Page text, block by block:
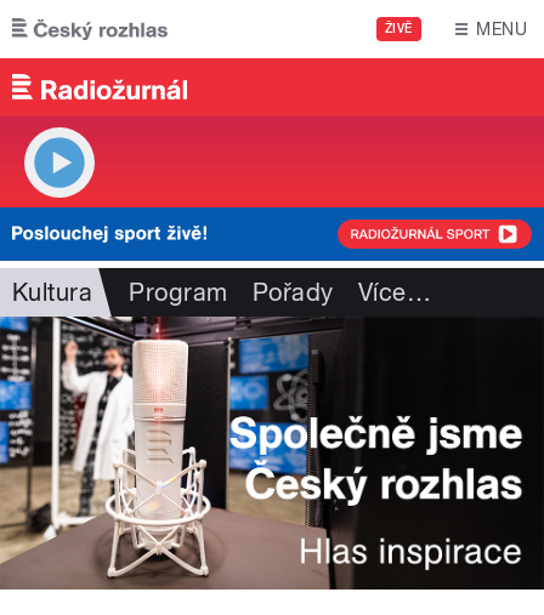
Přejít k hlavnímu obsahu
ŽIVĚ MENU
Kultura Program Pořady Více…